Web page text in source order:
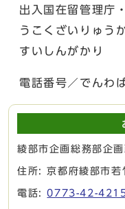
出入国在留管理庁
うこくざいりゅう
すいしんがかり
電話番号／でん
綾部市企画総務部企
住所: 京都府綾部市若
電話:0773-42-